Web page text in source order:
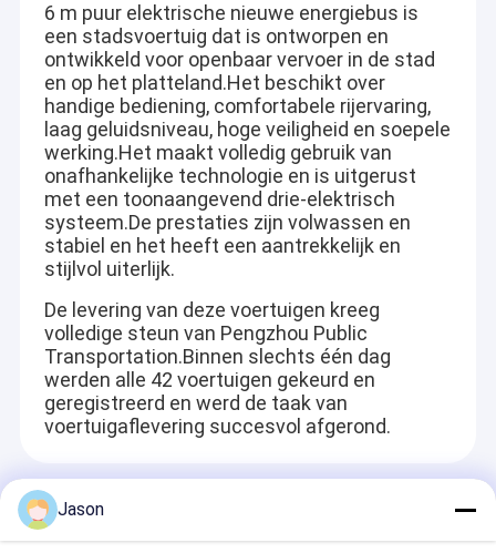
6 m puur elektrische nieuwe energiebus is
een stadsvoertuig dat is ontworpen en
ontwikkeld voor openbaar vervoer in de stad
en op het platteland.Het beschikt over
handige bediening, comfortabele rijervaring,
laag geluidsniveau, hoge veiligheid en soepele
werking.Het maakt volledig gebruik van
onafhankelijke technologie en is uitgerust
met een toonaangevend drie-elektrisch
systeem.De prestaties zijn volwassen en
stabiel en het heeft een aantrekkelijk en
stijlvol uiterlijk.
De levering van deze voertuigen kreeg
volledige steun van Pengzhou Public
Transportation.Binnen slechts één dag
werden alle 42 voertuigen gekeurd en
geregistreerd en werd de taak van
voertuigaflevering succesvol afgerond.
Recommended Products
Jason